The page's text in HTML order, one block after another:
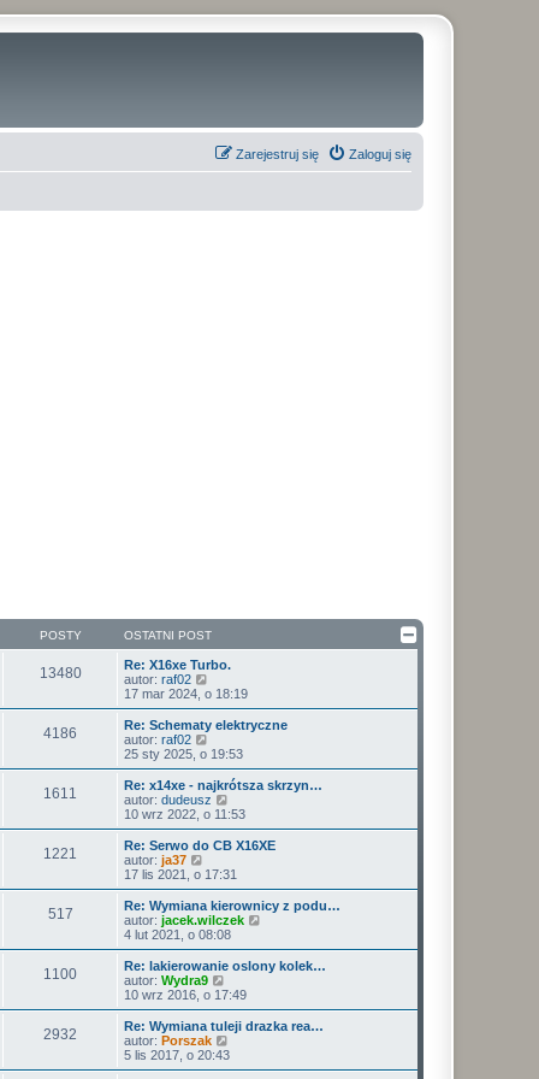
Zaloguj się
Zarejestruj się
POSTY OSTATNI POST
13480
Re: X16xe Turbo.
autor: raf02
y
ś
w
i
e
n
a
j
o
s
z
y
p
o
s
t
17 mar 2024, o 18:19
4186
Re: Schematy elektryczne
autor: raf02
y
ś
w
i
e
n
a
j
o
w
s
z
y
p
o
s
t
25 sty 2025, o 19:53
1611
Re: x14xe - najkrótsza skrzyn…
autor: dudeusz
y
ś
w
e
n
a
j
o
s
z
y
o
s
10 wrz 2022, o 11:53
1221
Re: Serwo do CB X16XE
autor: ja37
y
ś
w
i
e
n
a
j
o
w
s
z
17 lis 2021, o 17:31
517
Re: Wymiana kierownicy z podu…
autor: jacek.wilczek
ś
w
n
4 lut 2021, o 08:08
1100
Re: lakierowanie oslony kolek…
autor: Wydra9
y
ś
w
i
e
10 wrz 2016, o 17:49
2932
Re: Wymiana tuleji drazka rea…
autor: Porszak
y
ś
5 lis 2017, o 20:43